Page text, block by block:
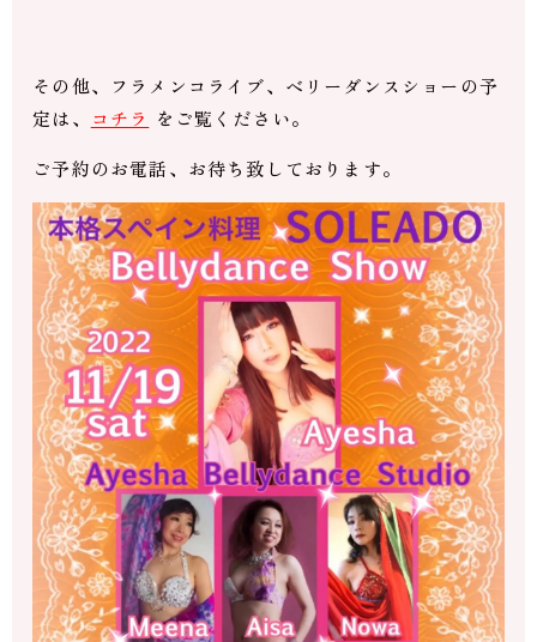
その他、フラメンコライブ、ベリーダンスショーの予
定は、
コチラ をご覧ください。
ご予約のお電話、お待ち致しております。